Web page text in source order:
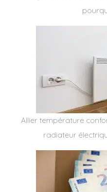
Allier température
radiateur